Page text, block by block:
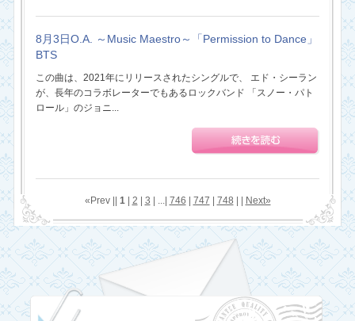
8月3日O.A. ～Music Maestro～「Permission to Dance」
BTS
この曲は、2021年にリリースされたシングルで、 エド・シーラン
が、長年のコラボレーターでもあるロックバンド 「スノー・パト
ロール」のジョニ...
«Prev || 1| 2 3 | ...| 746 747 748 Next»